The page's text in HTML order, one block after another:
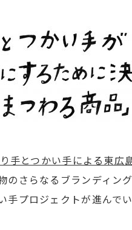
手とつかい手による東広
のさらなるブランディン
手プロジェクトが進んでい